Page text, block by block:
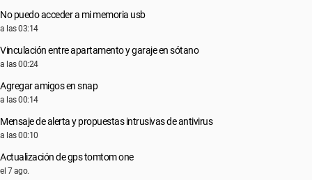
No puedo acceder a mi memoria usb
a las 03:14
Vinculación entre apartamento y garaje en sótano
a las 00:24
Agregar amigos en snap
a las 00:14
Mensaje de alerta y propuestas intrusivas de antivirus
a las 00:10
Actualización de gps tomtom one
el 7 ago.